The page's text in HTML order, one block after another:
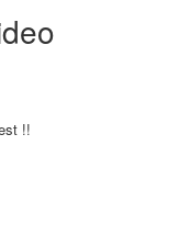
!!